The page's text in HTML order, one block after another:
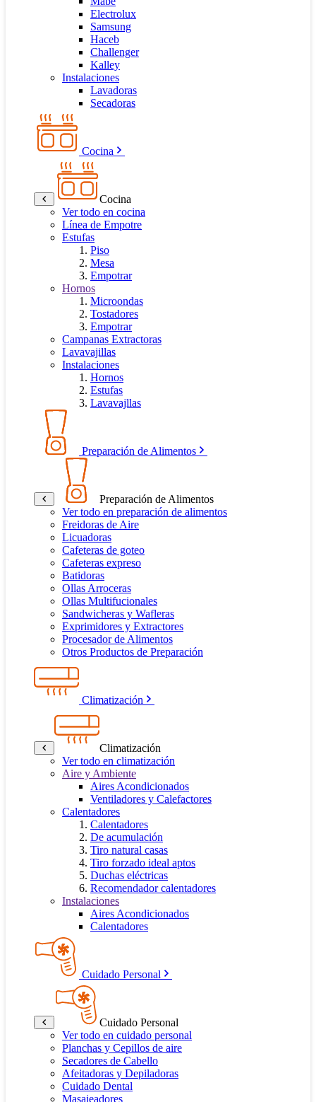
Electrolux
Samsung
Haceb
Challenger
Kalley
Instalaciones
Lavadoras
Secadoras
Cocina
Cocina
Ver todo en cocina
Línea de Empotre
Estufas
Piso
Mesa
Empotrar
Hornos
Microondas
Tostadores
Empotrar
Campanas Extractoras
Lavavajillas
Instalaciones
Hornos
Estufas
Lavavajllas
Preparación de Alimentos
Preparación de Alimentos
Ver todo en preparación de alimentos
Freidoras de Aire
Licuadoras
Cafeteras de goteo
Cafeteras expreso
Batidoras
Ollas Arroceras
Ollas Multifucionales
Sandwicheras y Wafleras
Exprimidores y Extractores
Procesador de Alimentos
Otros Productos de Preparación
Climatización
Climatización
Ver todo en climatización
Aire y Ambiente
Aires Acondicionados
Ventiladores y Calefactores
Calentadores
Calentadores
De acumulación
Tiro natural casas
Tiro forzado ideal aptos
Duchas eléctricas
Recomendador calentadores
Instalaciones
Aires Acondicionados
Calentadores
Cuidado Personal
Cuidado Personal
Ver todo en cuidado personal
Planchas y Cepillos de aire
Secadores de Cabello
Afeitadoras y Depiladoras
Cuidado Dental
Masajeadores